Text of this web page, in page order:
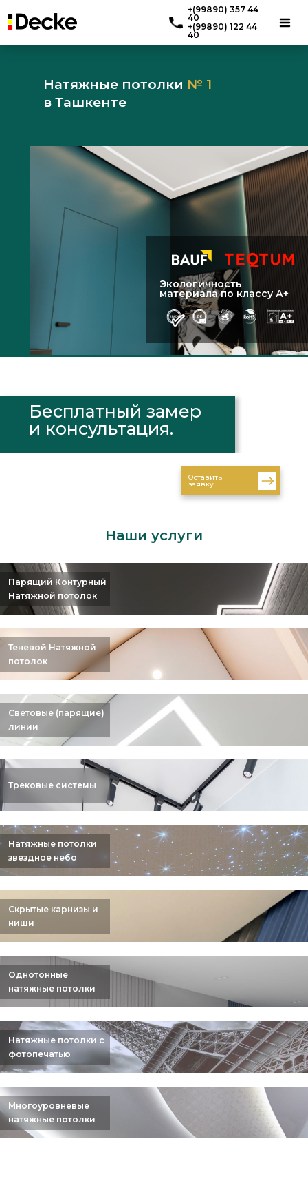
+(99890) 357 44
40
+(99890) 122 44
40
Натяжные потолки № 1
в Ташкенте
Бесплатный замер
и консультация.
Оставить
заявку
Экологичность
материала по классу А+
Наши услуги
Парящий Контурный
Натяжной потолок
Теневой Натяжной
потолок
Световые (парящие)
линии
Трековые системы
Натяжные потолки
звездное небо
Скрытые карнизы и
ниши
Однотонные
натяжные потолки
Натяжные потолки с
фотопечатью
Многоуровневые
натяжные потолки